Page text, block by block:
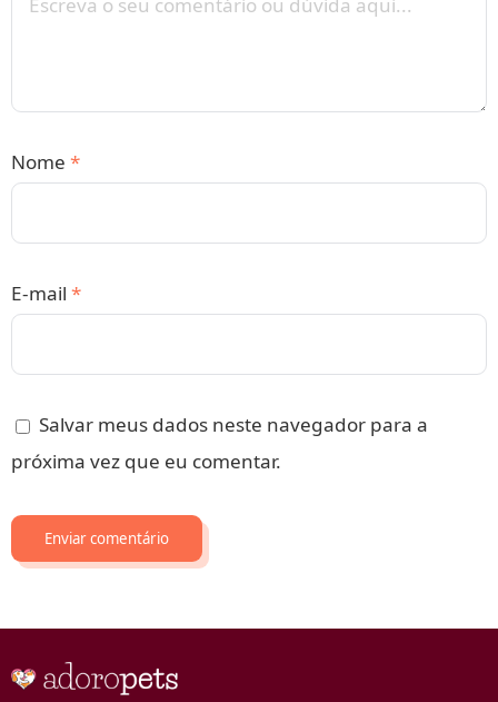
Nome *
E-mail *
Salvar meus dados neste navegador para a
próxima vez que eu comentar.